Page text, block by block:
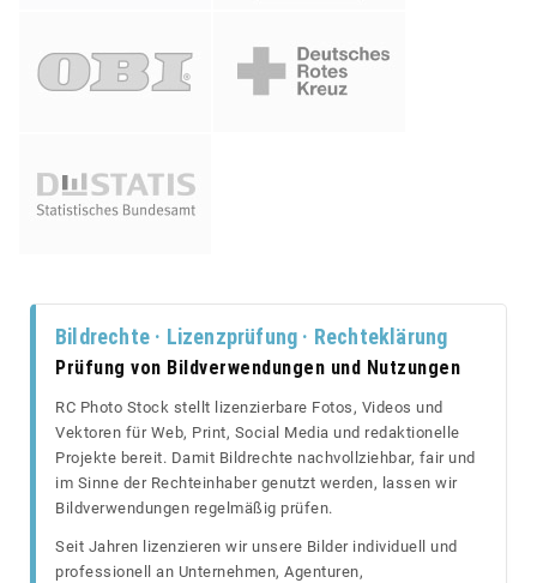
Bildrechte · Lizenzprüfung · Rechteklärung
Prüfung von Bildverwendungen und Nutzungen
RC Photo Stock stellt lizenzierbare Fotos, Videos und
Vektoren für Web, Print, Social Media und redaktionelle
Projekte bereit. Damit Bildrechte nachvollziehbar, fair und
im Sinne der Rechteinhaber genutzt werden, lassen wir
Bildverwendungen regelmäßig prüfen.
Seit Jahren lizenzieren wir unsere Bilder individuell und
professionell an Unternehmen, Agenturen,